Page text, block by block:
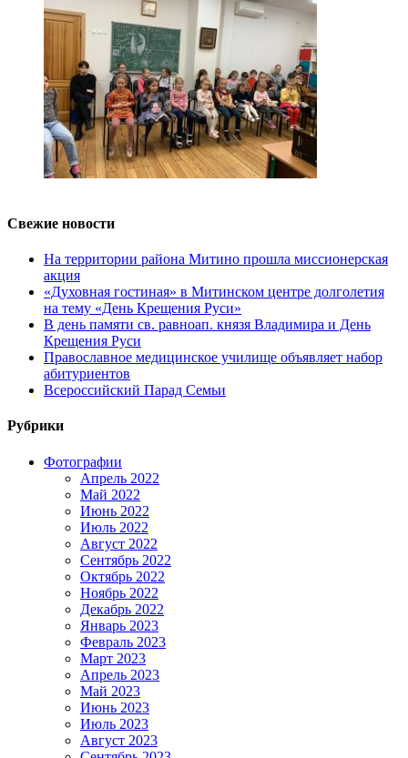
Свежие новости
На территории района Митино прошла миссионерская
акция
«Духовная гостиная» в Митинском центре долголетия
на тему «День Крещения Руси»
В день памяти св. равноап. князя Владимира и День
Крещения Руси
Православное медицинское училище объявляет набор
абитуриентов
Всероссийский Парад Семьи
Рубрики
Фотографии
Апрель 2022
Май 2022
Июнь 2022
Июль 2022
Август 2022
Сентябрь 2022
Октябрь 2022
Ноябрь 2022
Декабрь 2022
Январь 2023
Февраль 2023
Март 2023
Апрель 2023
Май 2023
Июнь 2023
Июль 2023
Август 2023